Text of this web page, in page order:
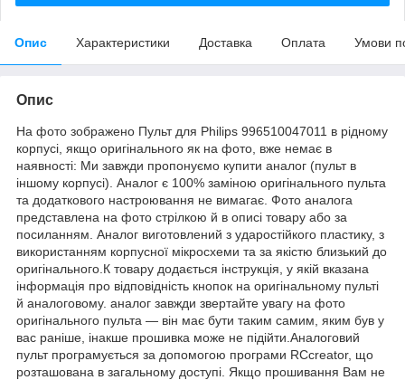
Опис Характеристики Доставка Оплата Умови
Опис
На фото зображено Пульт для Philips 996510047011 в рідному
корпусі, якщо оригінального як на фото, вже немає в
наявності: Ми завжди пропонуємо купити аналог (пульт в
іншому корпусі). Аналог є 100% заміною оригінального пульта
та додаткового настроювання не вимагає. Фото аналога
представлена на фото стрілкою й в описі товару або за
посиланням. Аналог виготовлений з ударостійкого пластику, з
використанням корпусної мікросхеми та за якістю близький до
оригінального.К товару додається інструкція, у якій вказана
інформація про відповідність кнопок на оригінальному пульті
й аналоговому. аналог завжди звертайте увагу на фото
оригінального пульта — він має бути таким самим, яким був у
вас раніше, інакше прошивка може не підійти.Аналоговий
пульт програмується за допомогою програми RCcreator, що
розташована в загальному доступі. Якщо прошивання Вам не